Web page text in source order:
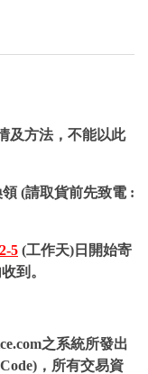
及方法，不能以此
(請取貨前先致電 :
2-5 (工作天)日開始寄
到。
之系統所發出
，所有交易資